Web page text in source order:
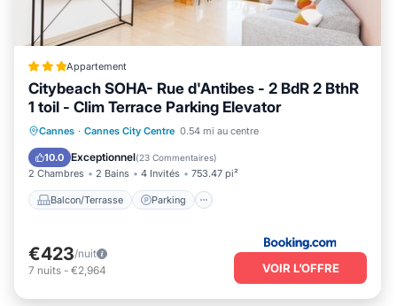
Appartement
Citybeach SOHA- Rue d'Antibes - 2 BdR 2 BthR
1 toil - Clim Terrace Parking Elevator
Cannes · Cannes City Centre 0.54 mi au centre
10.0 Exceptionnel(23 Commentaires)
2 Chambres 2 Bains 4 Invités 753.47 pi²
Balcon/Terrasse Parking
Balcon/Terrasse
Parking
Climatisation
Internet
€423/nuit
7 nuits - €2,964 VOIR L’OFFRE